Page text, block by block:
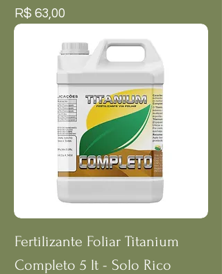
Preço
R$ 63,00
Fertilizante Foliar Titanium
Completo 5 lt - Solo Rico